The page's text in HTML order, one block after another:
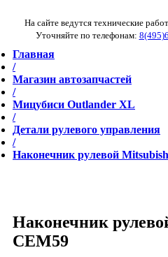
На сайте ведутся технические
Уточняйте по телефонам:
Главная
/
Магазин автозапчастей
/
Мицубиси Outlander XL
/
Детали рулевого управления
/
Наконечник рулевой
Наконечник
CEM59